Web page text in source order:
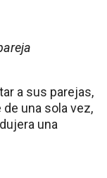
a sus parejas,
una sola vez,
una